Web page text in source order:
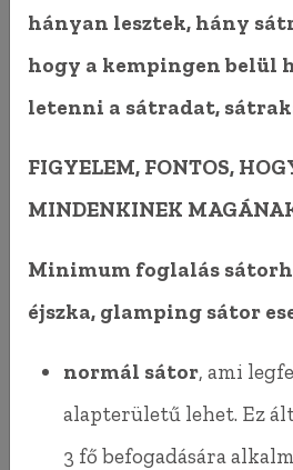
hányan lesztek, hány
hogy a kempingen belül
letenni a sátradat,
FIGYELEM, FONTOS,
MINDENKINEK
Minimum foglalás
éjszka, glamping sátor
normál sátor, ami
alapterületű lehet. Ez
3 fő befogadására